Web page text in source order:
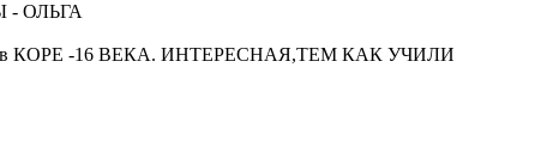
ОЛЬГА
в КОРЕ -16 ВЕКА. ИНТЕРЕСНАЯ,ТЕМ КАК УЧИЛИ